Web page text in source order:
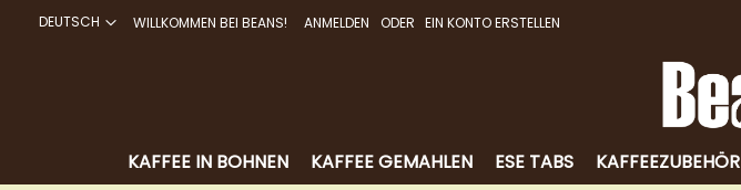
DIREKT
DEUTSCH WILLKOMMEN BEI BEANS! ANMELDEN EIN KONTO ERSTELLEN
KAFFEE IN BOHNEN KAFFEE GEMAHLEN ESE TABS KAFFEEZUBEHÖR